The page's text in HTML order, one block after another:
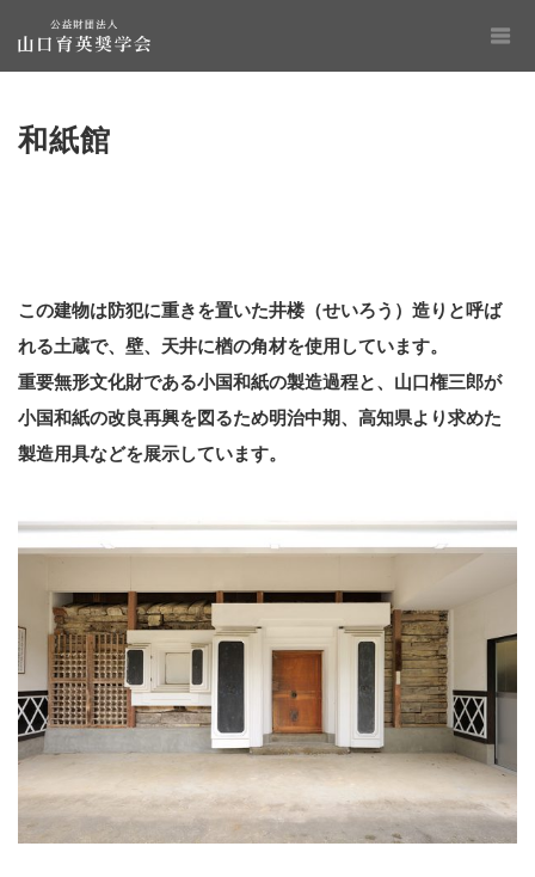
和紙館
この建物は防犯に重きを置いた井楼（せいろう）造りと呼ば
れる土蔵で、壁、天井に楢の角材を使用しています。
重要無形文化財である小国和紙の製造過程と、山口権三郎が
小国和紙の改良再興を図るため明治中期、高知県より求めた
製造用具などを展示しています。